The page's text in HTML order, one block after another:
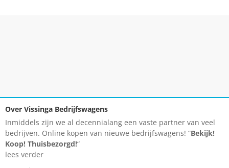
Over Vissinga Bedrijfswagens
Inmiddels zijn we al decennialang een vaste partner van veel
bedrijven. Online kopen van nieuwe bedrijfswagens! “Bekijk!
Koop! Thuisbezorgd!“
lees verder